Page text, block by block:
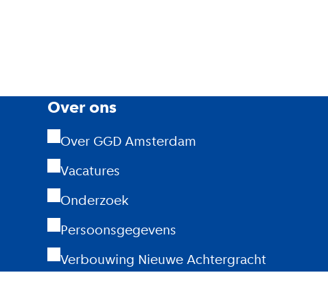
Over ons
Over GGD Amsterdam
Vacatures
Onderzoek
Persoonsgegevens
Verbouwing Nieuwe Achtergracht